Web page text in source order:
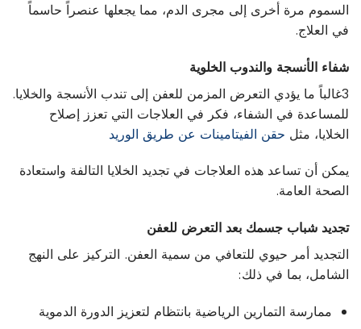
السموم مرة أخرى إلى مجرى الدم، مما يجعلها عنصراً حاسماً
في العلاج.
شفاء الأنسجة والندوب الخلوية
3غالباً ما يؤدي التعرض المزمن للعفن إلى تندب الأنسجة والخلايا.
للمساعدة في الشفاء، فكر في العلاجات التي تعزز إصلاح
الخلايا، مثل حقن الفيتامينات عن طريق الوريد
يمكن أن تساعد هذه العلاجات في تجديد الخلايا التالفة واستعادة
الصحة العامة.
تجديد شباب جسمك بعد التعرض للعفن
التجديد أمر حيوي للتعافي من سمية العفن. التركيز على النهج
الشامل، بما في ذلك:
ممارسة التمارين الرياضية بانتظام لتعزيز الدورة الدموية